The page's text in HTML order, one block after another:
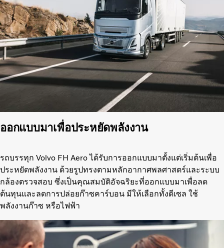
ออกแบบมาเพื่อประหยัดพลังงาน
รถบรรทุก Volvo FH Aero ได้รับการออกแบบมาตั้งแต่เริ่มต้นเพื่อ
ประหยัดพลังงาน ด้วยรูปทรงตามหลักอากาศพลศาสตร์และระบบ
กล้องตรวจสอบ ซึ่งเป็นคุณสมบัติอัจฉริยะที่ออกแบบมาเพื่อลด
ต้นทุนและลดการปล่อยก๊าซคาร์บอน มีให้เลือกทั้งดีเซล ใช้
พลังงานก๊าซ หรือไฟฟ้า